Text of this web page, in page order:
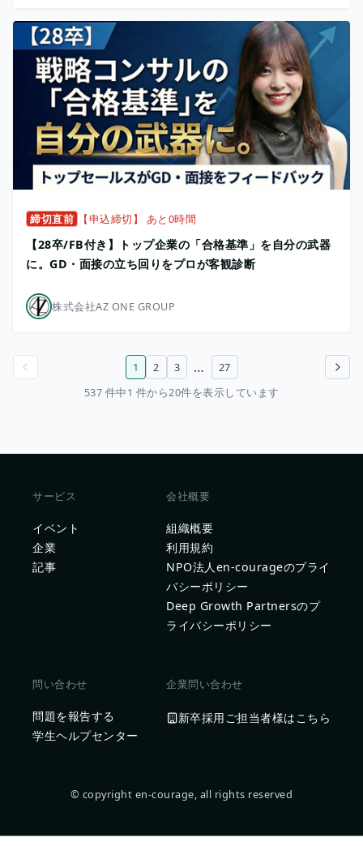
締切直前 【申込締切】 あと0時間
【28卒/FB付き】トップ企業の「合格基準」を自分の武器
に。GD・面接の立ち回りをプロが客観診断
株式会社AZ ONE GROUP
次のページ
1 2 3 …
27
537 件中1 件から20件を表示しています
サービス
イベント
企業
記事
会社概要
組織概要
利用規約
NPO法人en-courageのプライ
バシーポリシー
Deep Growth Partnersのプ
ライバシーポリシー
問い合わせ
問題を報告する
学生ヘルプセンター
企業問い合わせ
新卒採用ご担当者様はこちら
© copyright en-courage, all rights reserved